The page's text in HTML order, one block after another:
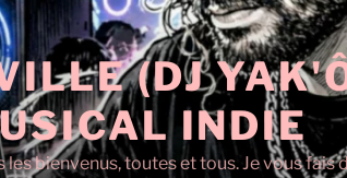
(DJ
INDIE
les bienvenus, toutes et tous. Je vous